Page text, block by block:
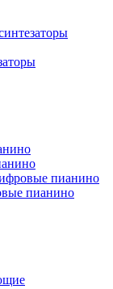
пианино
пианино